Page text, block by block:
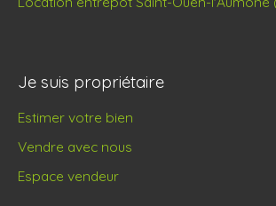
Je suis propriétaire
Estimer votre bien
Vendre avec nous
Espace vendeur